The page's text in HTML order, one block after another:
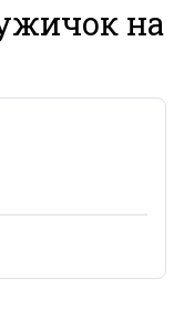
на